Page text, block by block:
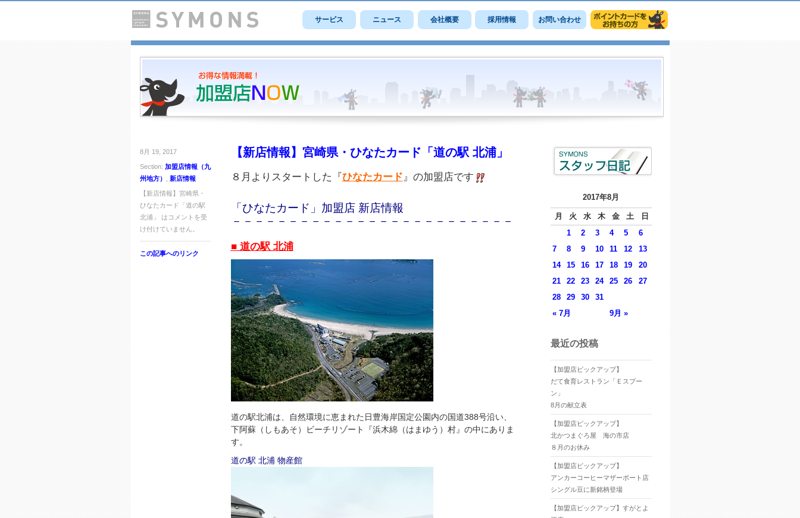
サービス ニュース 会社概要 採用情報 お問い合わせ
8月 19, 2017
Section: 加盟店情報（九
州地方）
新店情報
【新店情報】宮崎県・
ひなたカード「道の駅
北浦」 は コメントを受
け付けていません。
この記事へのリンク
【新店情報】宮崎県・ひなたカード「道の駅 北浦」
８月よりスタートした『ひなたカード』の加盟店です
「ひなたカード」加盟店 新店情報
－－－－－－－－－－－－－－－－－－－－－－－－－
■ 道の駅 北浦
道の駅北浦は、自然環境に恵まれた日豊海岸国定公園内の国道388号沿い、
下阿蘇（しもあそ）ビーチリゾート『浜木綿（はまゆう）村』の中にありま
す。
道の駅 北浦 物産館
2017年8月
月 火 水 木 金 土 日
« 7月 9月 »
1 2 3 4 5
6
7
8 9 10 11 12
13
14
15 16 17 18 19
20
21
22 23 24 25 26
27
28
29 30 31
最近の投稿
【加盟店ピックアップ】
だて食育レストラン「Ｅスプー
ン」
8月の献立表
【加盟店ピックアップ】
北かつまぐろ屋 海の市店
８月のお休み
【加盟店ピックアップ】
アンカーコーヒーマザーポート店
シングル豆に新銘柄登場
【加盟店ピックアップ】すがとよ